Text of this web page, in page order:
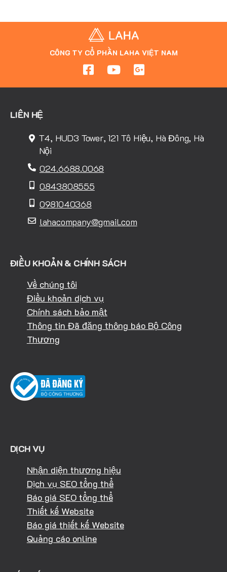
CÔNG TY CỔ PHẦN LAHA VIỆT NAM
LIÊN HỆ
T4, HUD3 Tower, 121 Tô Hiệu, Hà Đông, Hà
Nội
024.6688.0068
0843808555
0981040368
lahacompany@gmail.com
ĐIỀU KHOẢN & CHÍNH SÁCH
Về chúng tôi
Điều khoản dịch vụ
Chính sách bảo mật
Thông tin Đã đăng thông báo Bộ Công
Thương
DỊCH VỤ
Nhận diện thương hiệu
Dịch vụ SEO tổng thể
Báo giá SEO tổng thể
Thiết kế Website
Báo giá thiết kế Website
Quảng cáo online